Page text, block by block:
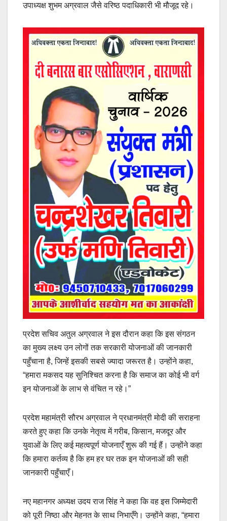
उपाध्यक्ष शुभम अग्रवाल जैसे वरिष्ठ पदाधिकारी भी मौजूद रहे।
प्रदेश सचिव अतुल अग्रवाल ने इस दौरान कहा कि इस संगठन
का मुख्य लक्ष्य उन लोगों तक सरकारी योजनाओं की जानकारी
पहुँचाना है, जिन्हें इसकी सबसे ज्यादा जरूरत है। उन्होंने कहा,
“हमारा मकसद यह सुनिश्चित करना है कि समाज का कोई भी वर्ग
इन योजनाओं के लाभ से वंचित न रहे।”
प्रदेश महामंत्री सौरभ अग्रवाल ने प्रधानमंत्री मोदी की सराहना
करते हुए कहा कि उनके नेतृत्व में गरीब, किसान, मजदूर और
युवाओं के लिए कई महत्वपूर्ण योजनाएँ शुरू की गई हैं। उन्होंने कहा
कि हमारा कर्तव्य है कि हम हर घर तक इन योजनाओं की सही
जानकारी पहुँचाएँ।
नए महानगर अध्यक्ष उदय राज सिंह ने कहा कि वह इस जिम्मेदारी
को पूरी निष्ठा और मेहनत के साथ निभाएँगे। उन्होंने कहा, “हमारा